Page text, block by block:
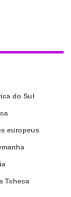
do Sul
europeus
Tcheca